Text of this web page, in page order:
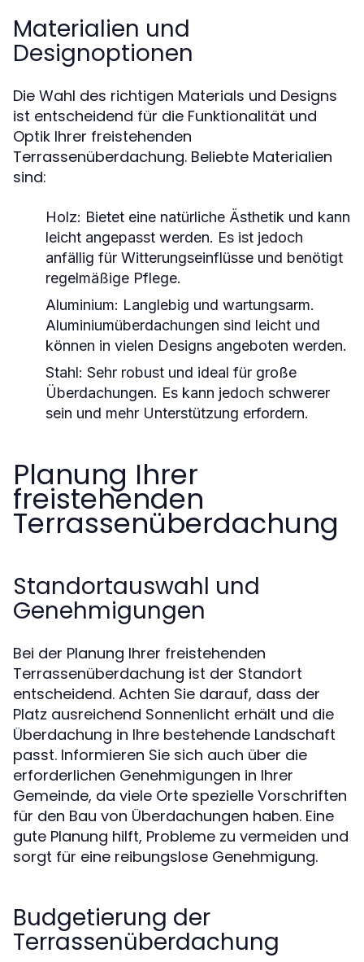
Materialien und
Designoptionen
Die Wahl des richtigen Materials und Designs
ist entscheidend für die Funktionalität und
Optik Ihrer freistehenden
Terrassenüberdachung. Beliebte Materialien
sind:
Holz: Bietet eine natürliche Ästhetik und kann
leicht angepasst werden. Es ist jedoch
anfällig für Witterungseinflüsse und benötigt
regelmäßige Pflege.
Aluminium: Langlebig und wartungsarm.
Aluminiumüberdachungen sind leicht und
können in vielen Designs angeboten werden.
Stahl: Sehr robust und ideal für große
Überdachungen. Es kann jedoch schwerer
sein und mehr Unterstützung erfordern.
Planung Ihrer
freistehenden
Terrassenüberdachung
Standortauswahl und
Genehmigungen
Bei der Planung Ihrer freistehenden
Terrassenüberdachung ist der Standort
entscheidend. Achten Sie darauf, dass der
Platz ausreichend Sonnenlicht erhält und die
Überdachung in Ihre bestehende Landschaft
passt. Informieren Sie sich auch über die
erforderlichen Genehmigungen in Ihrer
Gemeinde, da viele Orte spezielle Vorschriften
für den Bau von Überdachungen haben. Eine
gute Planung hilft, Probleme zu vermeiden und
sorgt für eine reibungslose Genehmigung.
Budgetierung der
Terrassenüberdachung